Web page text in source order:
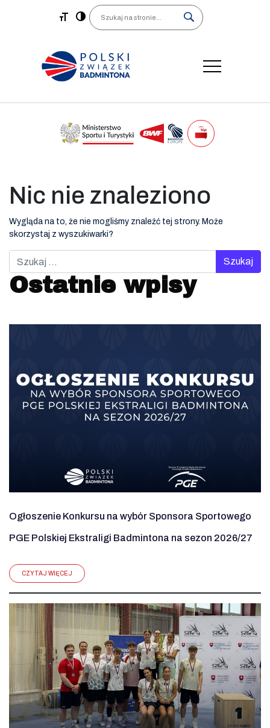
Main Navigation
Search
Nic nie znaleziono
Wygląda na to, że nie mogliśmy znaleźć tej strony. Może
skorzystaj z wyszukiwarki?
Szukaj
Ostatnie wpisy
Ogłoszenie Konkursu na wybór Sponsora Sportowego
PGE Polskiej Ekstraligi Badmintona na sezon 2026/27
CZYTAJ WIĘCEJ